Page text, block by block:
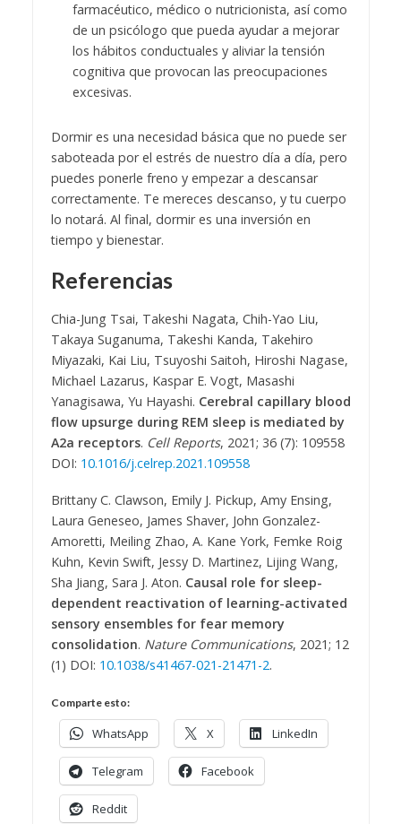
farmacéutico, médico o nutricionista, así como
de un psicólogo que pueda ayudar a mejorar
los hábitos conductuales y aliviar la tensión
cognitiva que provocan las preocupaciones
excesivas.
Dormir es una necesidad básica que no puede ser
saboteada por el estrés de nuestro día a día, pero
puedes ponerle freno y empezar a descansar
correctamente. Te mereces descanso, y tu cuerpo
lo notará. Al final, dormir es una inversión en
tiempo y bienestar.
Referencias
Chia-Jung Tsai, Takeshi Nagata, Chih-Yao Liu,
Takaya Suganuma, Takeshi Kanda, Takehiro
Miyazaki, Kai Liu, Tsuyoshi Saitoh, Hiroshi Nagase,
Michael Lazarus, Kaspar E. Vogt, Masashi
Yanagisawa, Yu Hayashi. Cerebral capillary blood
flow upsurge during REM sleep is mediated by
A2a receptors. Cell Reports, 2021; 36 (7): 109558
DOI: 10.1016/j.celrep.2021.109558
Brittany C. Clawson, Emily J. Pickup, Amy Ensing,
Laura Geneseo, James Shaver, John Gonzalez-
Amoretti, Meiling Zhao, A. Kane York, Femke Roig
Kuhn, Kevin Swift, Jessy D. Martinez, Lijing Wang,
Sha Jiang, Sara J. Aton. Causal role for sleep-
dependent reactivation of learning-activated
sensory ensembles for fear memory
consolidation. Nature Communications, 2021; 12
(1) DOI: 10.1038/s41467-021-21471-2.
Comparte esto:
WhatsApp X LinkedIn
Telegram Facebook
Reddit